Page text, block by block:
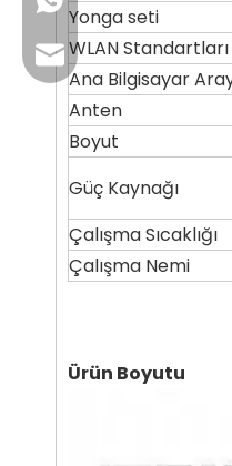
Yonga seti
WLAN Standartları
Ana Bilgisayar
Anten
Boyut
Güç Kaynağı
Çalışma Sıcaklığı
Çalışma Nemi
Ürün Boyutu
İş E-postası:
Teknik destek: